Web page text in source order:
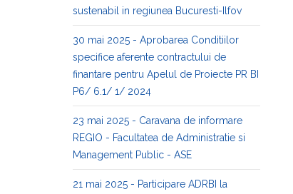
sustenabil in regiunea Bucuresti-Ilfov
30 mai 2025 - Aprobarea Conditiilor
specifice aferente contractului de
finantare pentru Apelul de Proiecte PR BI
P6/ 6.1/ 1/ 2024
23 mai 2025 - Caravana de informare
REGIO - Facultatea de Administratie si
Management Public - ASE
21 mai 2025 - Participare ADRBI la